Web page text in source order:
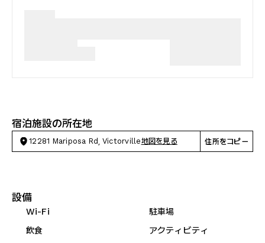
宿泊施設の所在地
12281 Mariposa Rd, Victorville地図を見る 住所をコピー
設備
Wi-Fi
駐車場
飲食
アクティビティ